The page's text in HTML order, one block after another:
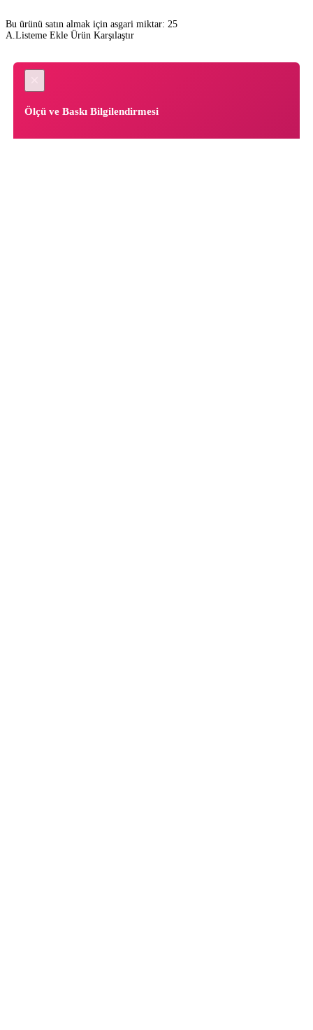
Bu ürünü satın almak için asgari miktar: 25
A.Listeme Ekle Ürün Karşılaştır
Ölçü ve Baskı Bilgilendirmesi